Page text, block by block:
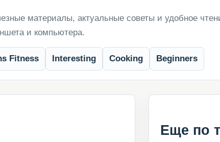
материалы, актуальные советы и удобное
и компьютера.
Fitness Interesting Cooking Beginners
Еще по